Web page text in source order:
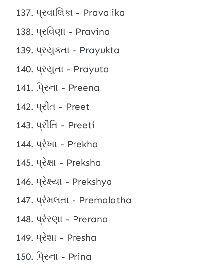
પ્રવાલિકા - Pravalika
પ્રવિણા - Pravina
પ્રયુક્તા - Prayukta
પ્રયુતા - Prayuta
પ્રિના - Preena
પ્રીત - Preet
પ્રીતિ - Preeti
પ્રેખા - Prekha
પ્રેક્ષા - Preksha
પ્રેક્ષ્યા - Prekshya
પ્રેમલતા - Premalatha
પ્રેરણા - Prerana
પ્રેશા - Presha
પ્રિના - Prina